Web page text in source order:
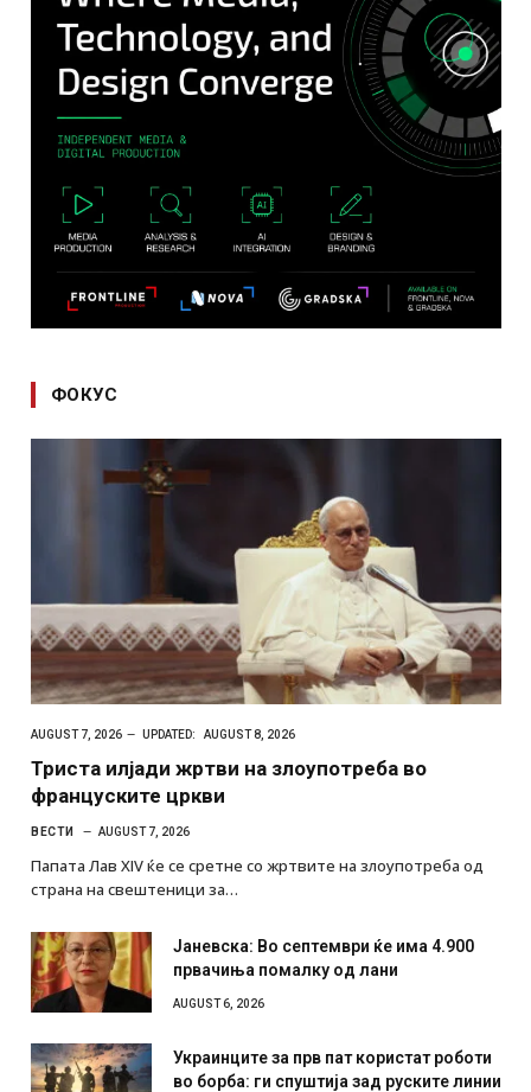
ФОКУС
AUGUST 7, 2026 UPDATED: AUGUST 8, 2026
Триста илјади жртви на злоупотреба во
француските цркви
ВЕСТИ AUGUST 7, 2026
Папата Лав XIV ќе се сретне со жртвите на злоупотреба од
страна на свештеници за…
Јаневска: Во септември ќе има 4.900
првачиња помалку од лани
AUGUST 6, 2026
Украинците за прв пат користат роботи
во борба: ги спуштија зад руските линии